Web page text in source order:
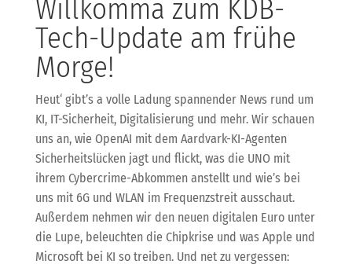
Willkomma zum KDB-
Tech-Update am frühe
Morge!
Heut‘ gibt’s a volle Ladung spannender News rund um
KI, IT-Sicherheit, Digitalisierung und mehr. Wir schauen
uns an, wie OpenAI mit dem Aardvark-KI-Agenten
Sicherheitslücken jagt und flickt, was die UNO mit
ihrem Cybercrime-Abkommen anstellt und wie’s bei
uns mit 6G und WLAN im Frequenzstreit ausschaut.
Außerdem nehmen wir den neuen digitalen Euro unter
die Lupe, beleuchten die Chipkrise und was Apple und
Microsoft bei KI so treiben. Und net zu vergessen: